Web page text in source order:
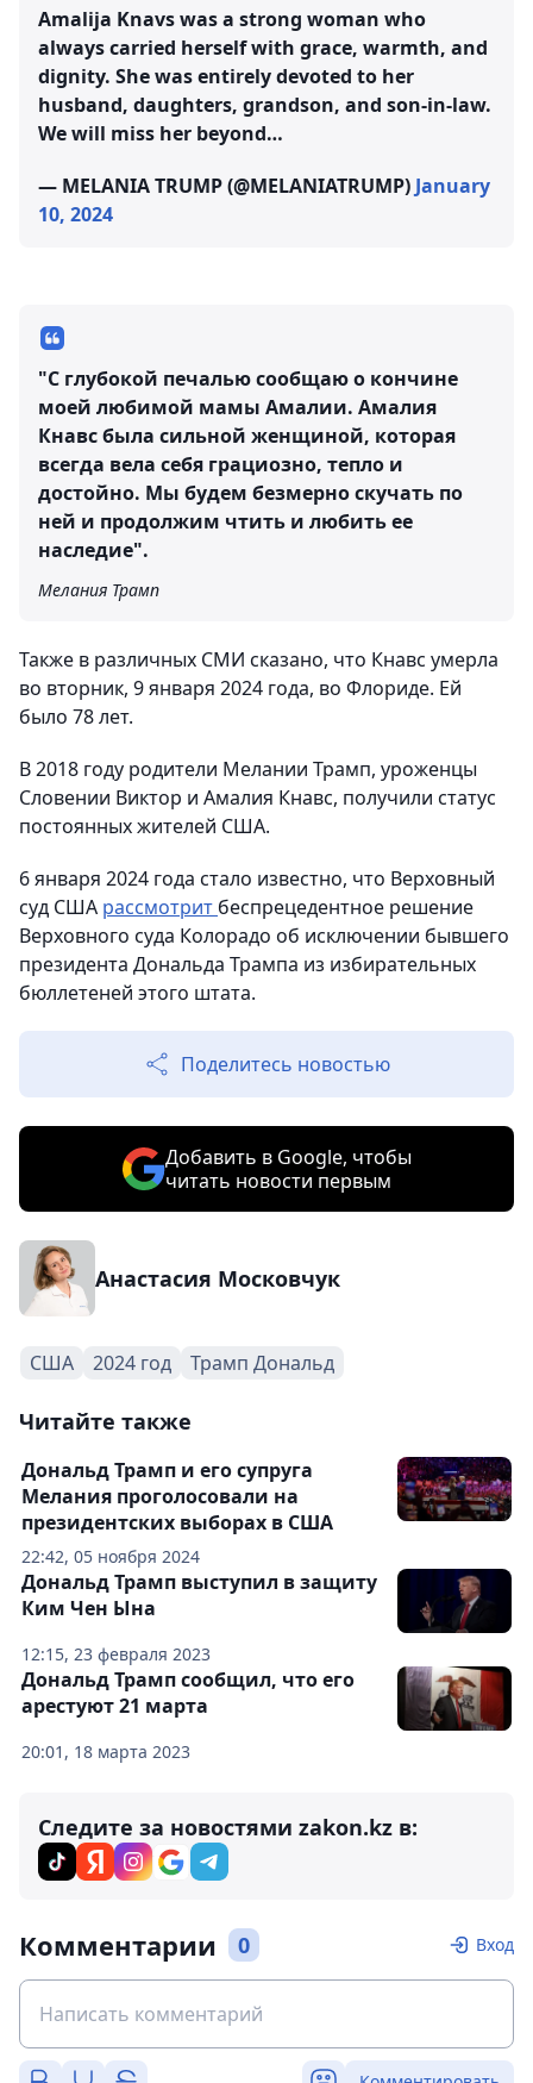
Amalija Knavs was a strong woman who
always carried herself with grace, warmth, and
dignity. She was entirely devoted to her
husband, daughters, grandson, and son-in-law.
We will miss her beyond…
— MELANIA TRUMP (@MELANIATRUMP) January
10, 2024
"С глубокой печалью сообщаю о кончине
моей любимой мамы Амалии. Амалия
Кнавс была сильной женщиной, которая
всегда вела себя грациозно, тепло и
достойно. Мы будем безмерно скучать по
ней и продолжим чтить и любить ее
наследие".
Мелания Трамп
Также в различных СМИ сказано, что Кнавс умерла
во вторник, 9 января 2024 года, во Флориде. Ей
было 78 лет.
В 2018 году родители Мелании Трамп, уроженцы
Словении Виктор и Амалия Кнавс, получили статус
постоянных жителей США.
6 января 2024 года стало известно, что Верховный
суд США рассмотрит беспрецедентное решение
Верховного суда Колорадо об исключении бывшего
президента Дональда Трампа из избирательных
бюллетеней этого штата.
Поделитесь новостью
Добавить в Google, чтобы
читать новости первым
Анастасия Московчук
США 2024 год Трамп Дональд
Читайте также
22:42, 05 ноября 2024
Дональд Трамп и его супруга
Мелания проголосовали на
президентских выборах в США
12:15, 23 февраля 2023
Дональд Трамп выступил в защиту
Ким Чен Ына
20:01, 18 марта 2023
Дональд Трамп сообщил, что его
арестуют 21 марта
Следите за новостями zakon.kz в:
Комментарии 0 Вход